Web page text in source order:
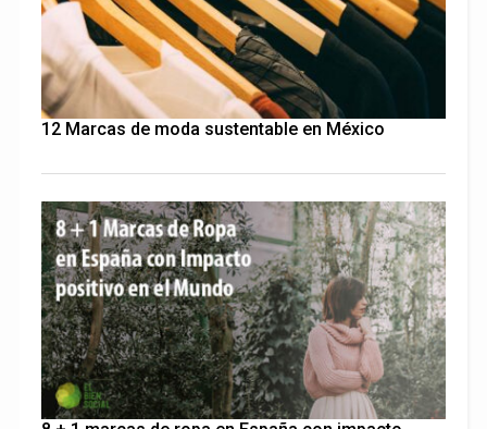
12 Marcas de moda sustentable en México